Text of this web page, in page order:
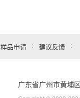
样品申请 建议反馈
广东省广州市黄埔